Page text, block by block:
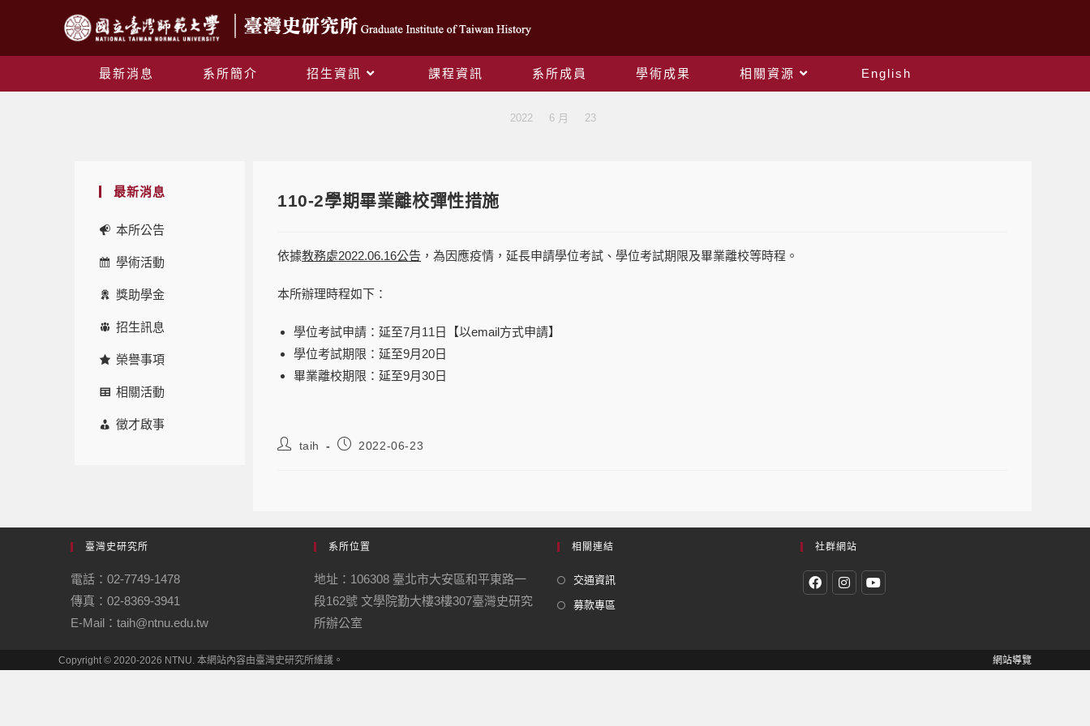
最新消息 系所簡介 招生資訊 課程資訊 系所成員 學術成果 相關資源
English
2022 6 月 23
最新消息
本所公告
學術活動
獎助學金
招生訊息
榮譽事項
相關活動
徵才啟事
110-2學期畢業離校彈性措施
依據教務處2022.06.16公告 ，為因應疫情，延長申請學位考試、學位考試期限及畢業離校等時程。
本所辦理時程如下：
學位考試申請：延至7月11日【以email方式申請】
學位考試期限：延至9月20日
畢業離校期限：延至9月30日
taih 2022-06-23
臺灣史研究所
電話：02-7749-1478
傳真：02-8369-3941
E-Mail：taih@ntnu.edu.tw
系所位置
地址：106308 臺北市大安區和平東路一
段162號 文學院勤大樓3樓307臺灣史研究
所辦公室
相關連結
交通資訊
募款專區
社群網站
網站導覽
Copyright © 2020-2026 NTNU. 本網站內容由臺灣史研究所維護。